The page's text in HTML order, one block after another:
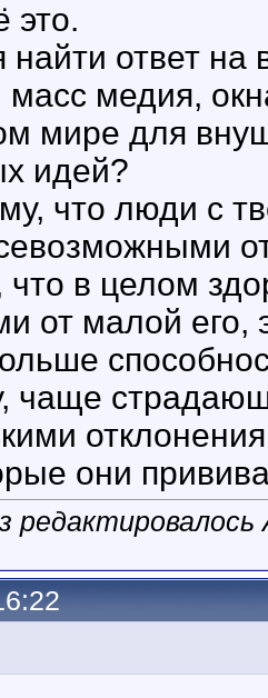
это.
ответ на
масс медия,
мире для
идей?
что люди с
что в целом
от малой его,
чаще
они